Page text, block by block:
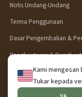
Kami mengesan
Tukar kepada
Notis Undang-Undang
Terma Penggunaan
Dasar Pengembalian &
Penghantaran &
Dasar Privasi